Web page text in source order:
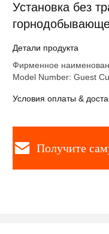
Установка без
Детали продукта
Фирменное
Model Number: Guest
Условия оплаты &
Получите